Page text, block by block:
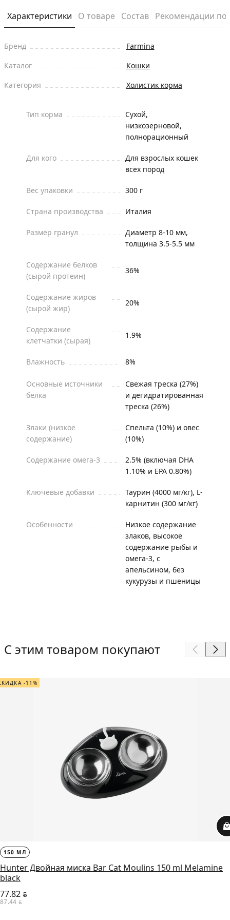
Характеристики О товаре Состав Рекомендации
Бренд
Farmina
Каталог
Кошки
Категория
Холистик корма
Тип корма
Сухой,
низкозерновой,
полнорационный
Для кого
Для взрослых кошек
всех пород
Вес упаковки 300 г
Страна производства Италия
Размер гранул
Диаметр 8-10 мм,
толщина 3.5-5.5 мм
Содержание белков
(сырой протеин)
36%
Содержание жиров
(сырой жир)
20%
Содержание
клетчатки (сырая)
1.9%
Влажность 8%
Основные источники
белка
Свежая треска (27%)
и дегидратированная
треска (26%)
Злаки (низкое
содержание)
Спельта (10%) и овес
(10%)
Содержание омега-3
2.5% (включая DHA
1.10% и EPA 0.80%)
Ключевые добавки
Таурин (4000 мг/кг), L-
карнитин (300 мг/кг)
Особенности
Низкое содержание
злаков, высокое
содержание рыбы и
омега-3, с
апельсином, без
кукурузы и пшеницы
С этим товаром покупают
-11%
150 МЛ
Hunter Двойная миска Bar Cat Moulins 150 ml Melamine
black
77.82 BYN
87.44 BYN